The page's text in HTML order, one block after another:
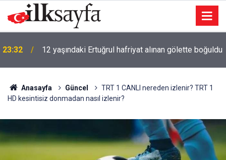
23:32 12 yaşındaki Ertuğrul hafriyat alınan gölette boğuldu
Anasayfa Güncel
TRT 1 CANLI nereden izlenir? TRT 1
HD kesintisiz donmadan nasıl izlenir?